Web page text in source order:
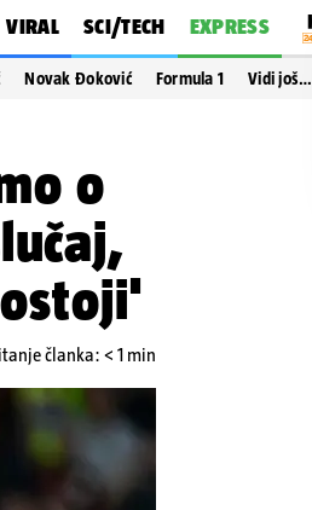
VIRAL SCI/TECH EXPRESS
Novak Đoković Formula 1 Vidi još…
o
članka: < 1 min